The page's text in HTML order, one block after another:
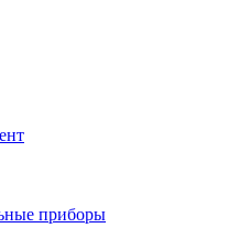
приборы